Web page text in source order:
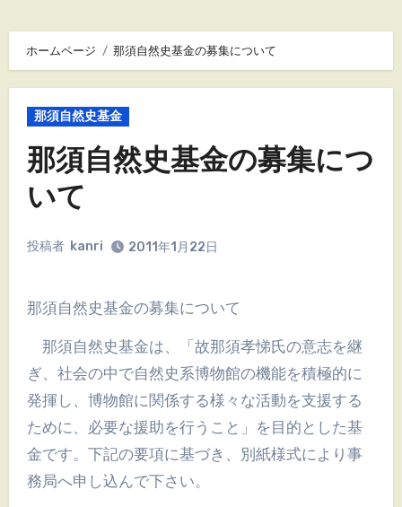
ホームページ 那須自然史基金の募集について
那須自然史基金
那須自然史基金の募集につ
いて
投稿者 kanri 2011年1月22日
那須自然史基金の募集について
那須自然史基金は、「故那須孝悌氏の意志を継
ぎ、社会の中で自然史系博物館の機能を積極的に
発揮し、博物館に関係する様々な活動を支援する
ために、必要な援助を行うこと」を目的とした基
金です。下記の要項に基づき、別紙様式により事
務局へ申し込んで下さい。